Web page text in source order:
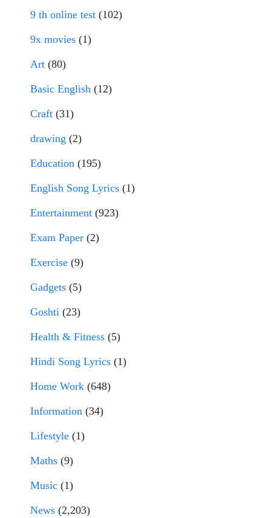
9 th online test (102)
9x movies (1)
Art (80)
Basic English (12)
Craft (31)
drawing (2)
Education (195)
English Song Lyrics (1)
Entertainment (923)
Exam Paper (2)
Exercise (9)
Gadgets (5)
Goshti (23)
Health & Fitness (5)
Hindi Song Lyrics (1)
Home Work (648)
Information (34)
Lifestyle (1)
Maths (9)
Music (1)
News (2,203)